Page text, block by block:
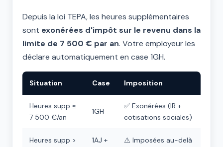
Depuis la loi TEPA, les heures supplémentaires
sont exonérées d'impôt sur le revenu dans la
limite de 7 500 € par an. Votre employeur les
déclare automatiquement en case 1GH.
Situation Case Imposition
Heures supp ≤
7 500 €/an
1GH
✅ Exonérées (IR +
cotisations sociales)
Heures supp >
1AJ +
⚠️ Imposées au-delà